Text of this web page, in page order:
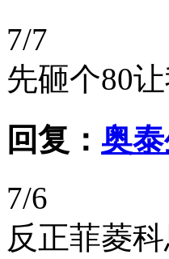
7/7
先砸个80
回复： 奥
7/6
反正菲菱